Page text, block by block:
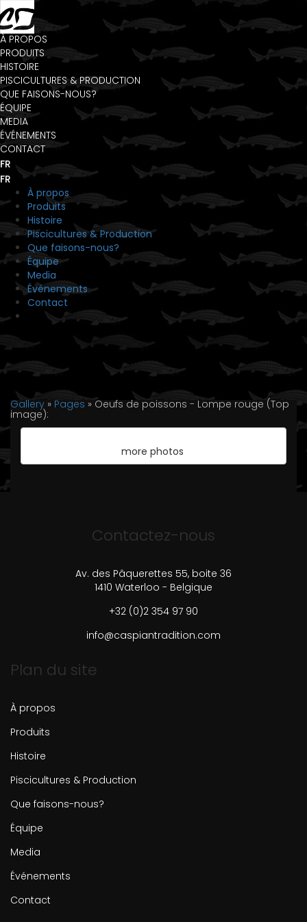
À PROPOS
PRODUITS
HISTOIRE
PISCICULTURES & PRODUCTION
QUE FAISONS-NOUS?
ÉQUIPE
MEDIA
ÉVÉNEMENTS
CONTACT
FR
FR
À propos
Produits
Histoire
Piscicultures & Production
Que faisons-nous?
Équipe
Media
Événements
Contact
Gallery » Pages » Oeufs de poissons - Lompe rouge (Top
image):
more photos
Contactez-nous
Av. des Pâquerettes 55, boite 36
1410 Waterloo - Belgique
+32 (0)2 354 97 90
info@caspiantradition.com
Plan du site
À propos
Produits
Histoire
Piscicultures & Production
Que faisons-nous?
Équipe
Media
Événements
Contact